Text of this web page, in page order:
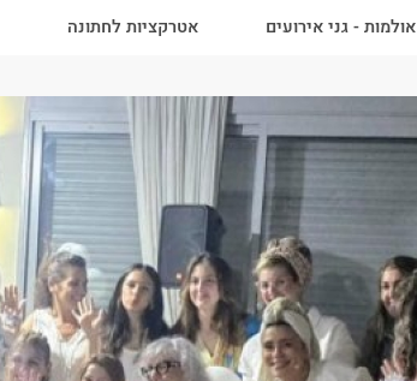
אולמות - גני אירועים אטרקציות לחתונה